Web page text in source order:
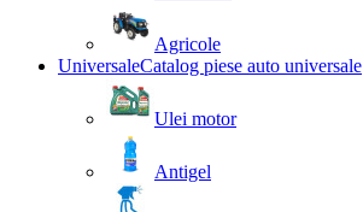
Agricole
UniversaleCatalog piese auto universale
Ulei motor
Antigel